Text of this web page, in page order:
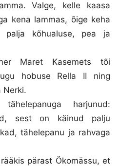
Valge, kelle kaasa
kena lammas, õige keha
palja kõhualuse, pea ja
Maret Kasemets tõi
hobuse Rella II ning
Nerki.
harjunud:
sest on käinud palju
tähelepanu ja rahvaga
pärast Ökomässu, et